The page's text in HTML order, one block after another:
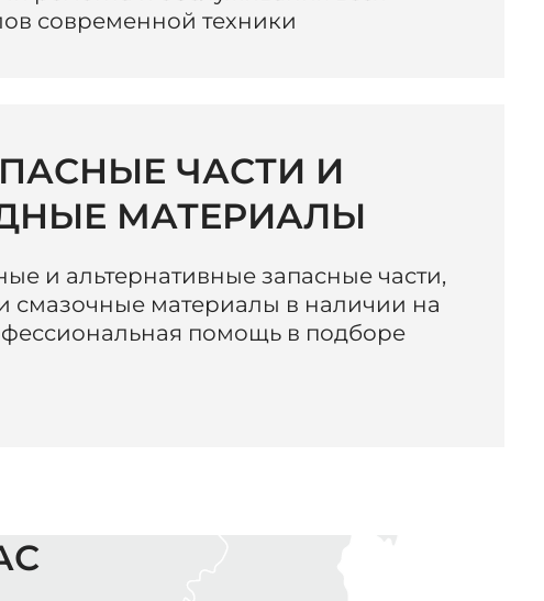
современной техники
ЧАСТИ И
МАТЕРИАЛЫ
и альтернативные запасные части,
смазочные материалы в наличии на
помощь в подборе